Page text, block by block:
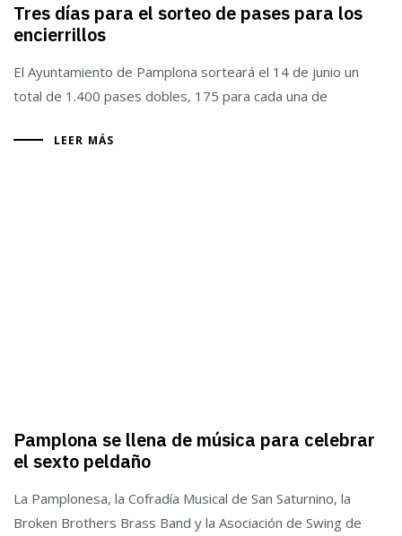
Tres días para el sorteo de pases para los
encierrillos
El Ayuntamiento de Pamplona sorteará el 14 de junio un
total de 1.400 pases dobles, 175 para cada una de
LEER MÁS
Pamplona se llena de música para celebrar
el sexto peldaño
La Pamplonesa, la Cofradía Musical de San Saturnino, la
Broken Brothers Brass Band y la Asociación de Swing de